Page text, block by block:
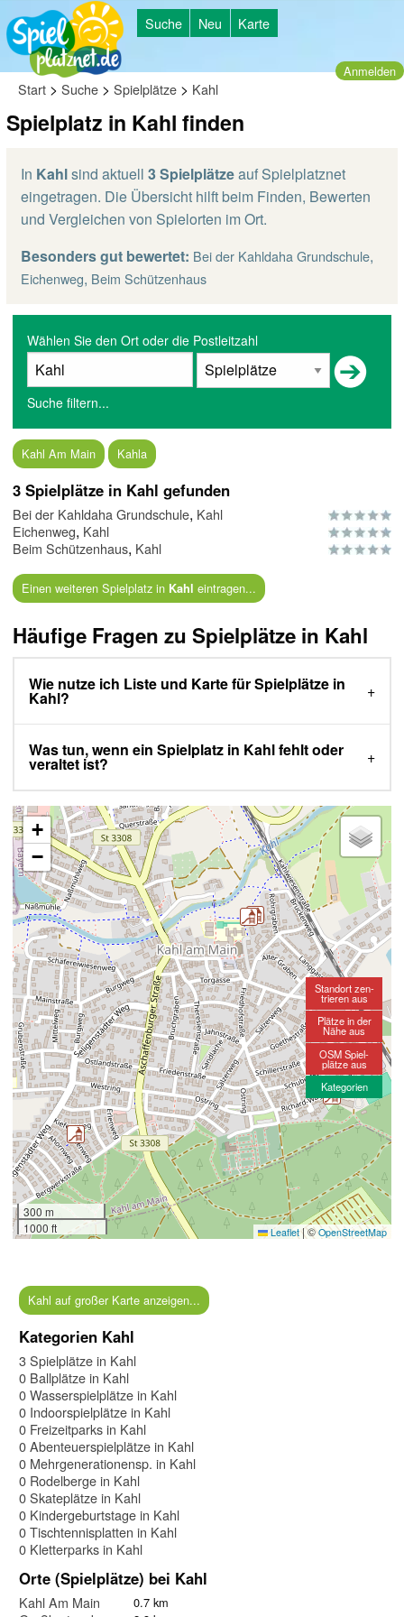
Suche Neu Karte
Anmelden
Start > Suche > Spielplätze > Kahl
Spielplatz in Kahl finden
In Kahlsind aktuell 3 Spielplätzeauf Spielplatznet
eingetragen. Die Übersicht hilft beim Finden, Bewerten
und Vergleichen von Spielorten im Ort.
Besonders gut bewertet: Bei der Kahldaha Grundschule,
Eichenweg, Beim Schützenhaus
Wählen Sie den Ort oder die Postleitzahl
Suche filtern...
Kahl Am Main Kahla
3 Spielplätze in Kahl gefunden
Bei der Kahldaha Grundschule, Kahl
Eichenweg, Kahl
Beim Schützenhaus, Kahl
Einen weiteren Spielplatz in Kahl eintragen...
Häufige Fragen zu Spielplätze in Kahl
Wie nutze ich Liste und Karte für Spielplätze in
Kahl?
Was tun, wenn ein Spielplatz in Kahl fehlt oder
veraltet ist?
+
−
300 m
1000 ft
Leaflet |©OpenStreetMap
Standort zen-
trieren aus
Plätze in der
Nähe aus
OSM Spiel-
plätze aus
Kategorien
Kahl auf großer Karte anzeigen...
Kategorien Kahl
3 Spielplätze in Kahl
0 Ballplätze in Kahl
0 Wasserspielplätze in Kahl
0 Indoorspielplätze in Kahl
0 Freizeitparks in Kahl
0 Abenteuerspielplätze in Kahl
0 Mehrgenerationensp. in Kahl
0 Rodelberge in Kahl
0 Skateplätze in Kahl
0 Kindergeburtstage in Kahl
0 Tischtennisplatten in Kahl
0 Kletterparks in Kahl
Orte (Spielplätze) bei Kahl
Kahl Am Main 0.7 km